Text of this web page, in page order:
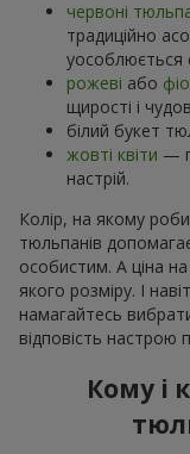
червоні
традиційно
уособлюється
рожеві або
щирості і
білий букет
жовті квіти —
настрій.
Колір, на якому
тюльпанів
особистим. А ціна
якого розміру. І
намагайтесь
відповість настрою
Кому і